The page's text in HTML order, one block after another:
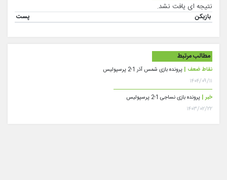
نتیجه ای یافت نشد.
بازیکن پست
مطالب مرتبط
نقاط ضعف | پرونده بازی شمس آذر 1-2 پرسپولیس
۱۴۰۴/۰۹/۱۱
خبر | پرونده بازی نساجی 1-2 پرسپولیس
۱۴۰۳/۰۲/۲۲